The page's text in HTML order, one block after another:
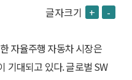
글자크기 + -
자율주행 자동차 시장은
기대되고 있다. 글로벌 SW